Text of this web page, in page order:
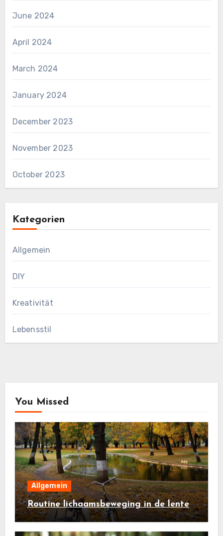
June 2024
April 2024
March 2024
January 2024
December 2023
November 2023
October 2023
Kategorien
Allgemein
DIY
Kreativität
Lebensstil
You Missed
Allgemein
Routine lichaamsbeweging in de lente